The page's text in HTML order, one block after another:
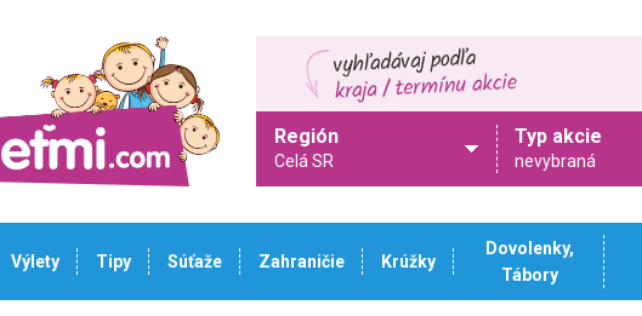
Región
Celá SR
Typ akcie
nevybraná
Výlety Tipy Súťaže Zahraničie Krúžky
Dovolenky,
Tábory